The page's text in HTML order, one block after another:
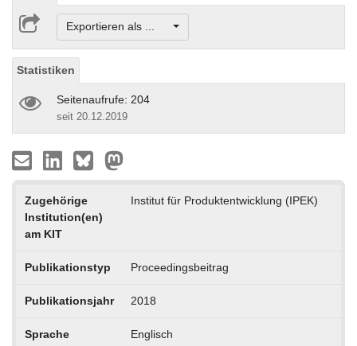
Exportieren als ...
Statistiken
Seitenaufrufe: 204
seit 20.12.2019
Zugehörige
Institution(en)
am KIT
Institut für Produktentwicklung (IPEK)
Publikationstyp Proceedingsbeitrag
Publikationsjahr 2018
Sprache Englisch